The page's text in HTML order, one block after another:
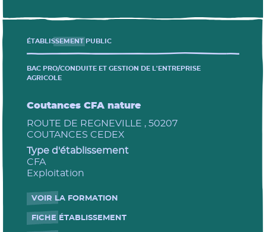
L'enseignement agricole
ÉTABLISSEMENT PUBLIC
BAC PRO/CONDUITE ET GESTION DE L'ENTREPRISE
AGRICOLE
Coutances CFA nature
ROUTE DE REGNEVILLE , 50207
COUTANCES CEDEX
Type d'établissement
CFA
Exploitation
VOIR LA FORMATION
- Nouvelle fenêtre
FICHE ÉTABLISSEMENT
- Nouvelle fenêtre